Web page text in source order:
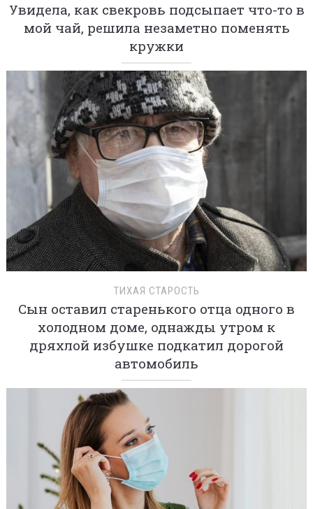
Увидела, как свекровь подсыпает что-то в
мой чай, решила незаметно поменять
кружки
ТИХАЯ СТАРОСТЬ
Сын оставил старенького отца одного в
холодном доме, однажды утром к
дряхлой избушке подкатил дорогой
автомобиль